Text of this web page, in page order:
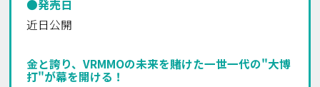
●発売日
近日公開
金と誇り、VRMMOの未来を賭けた一世一代の"大博
打"が幕を開ける！